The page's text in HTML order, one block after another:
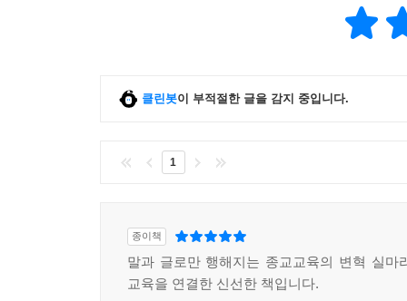
원동력에 예민한 사람이 대화를 주도한다면 더
있다. 그 과정의 핵심에 있는 것은 물음과 북돋우
윤곽선을 그리고 우리의 의미의 세계에 접근할
역할을 한다. 이해는 투쟁을 통해서, 기꺼이 혼돈
8장. 나는 기억한다
기억은 감각 버퍼, 단기 기억(작업 기억), 장기
클린봇이 부적절한 글을 감지 중입니다.
1
종이책
말과 글로만 행해지는 종교교육의 변혁 실마
교육을 연결한 신선한 책입니다.